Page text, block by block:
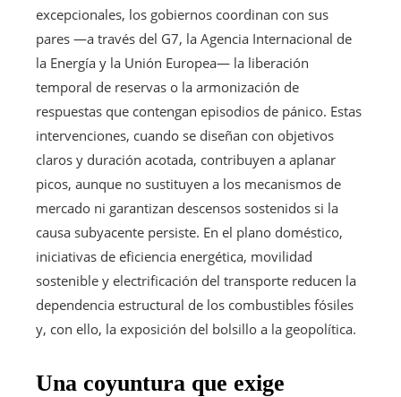
excepcionales, los gobiernos coordinan con sus
pares —a través del G7, la Agencia Internacional de
la Energía y la Unión Europea— la liberación
temporal de reservas o la armonización de
respuestas que contengan episodios de pánico. Estas
intervenciones, cuando se diseñan con objetivos
claros y duración acotada, contribuyen a aplanar
picos, aunque no sustituyen a los mecanismos de
mercado ni garantizan descensos sostenidos si la
causa subyacente persiste. En el plano doméstico,
iniciativas de eficiencia energética, movilidad
sostenible y electrificación del transporte reducen la
dependencia estructural de los combustibles fósiles
y, con ello, la exposición del bolsillo a la geopolítica.
Una coyuntura que exige